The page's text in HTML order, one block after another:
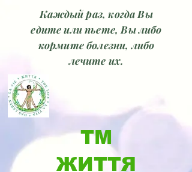
Каждый раз, когда Вы
едите или пьете, Вы либо
кормите болезни, либо
лечите их.
ТМ
ЖИТТЯ